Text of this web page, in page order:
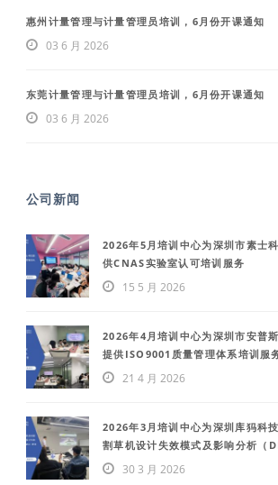
惠州计量管理与计量管理员培训，6月份开课通知
03 6 月 2026
东莞计量管理与计量管理员培训，6月份开课通知
03 6 月 2026
公司新闻
2026年5月培训中心为深圳市素士
供CNAS实验室认可培训服务
15 5 月 2026
2026年4月培训中心为深圳市安普
提供ISO9001质量管理体系培训服
21 4 月 2026
2026年3月培训中心为深圳库犸科
割草机设计失效模式及影响分析（
30 3 月 2026